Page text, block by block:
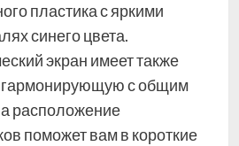
пластика с яркими
синего цвета.
экран имеет также
гармонирующую с общим
расположение
поможет вам в короткие